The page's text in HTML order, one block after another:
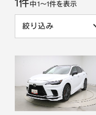
中1～1件を表示
絞り込み